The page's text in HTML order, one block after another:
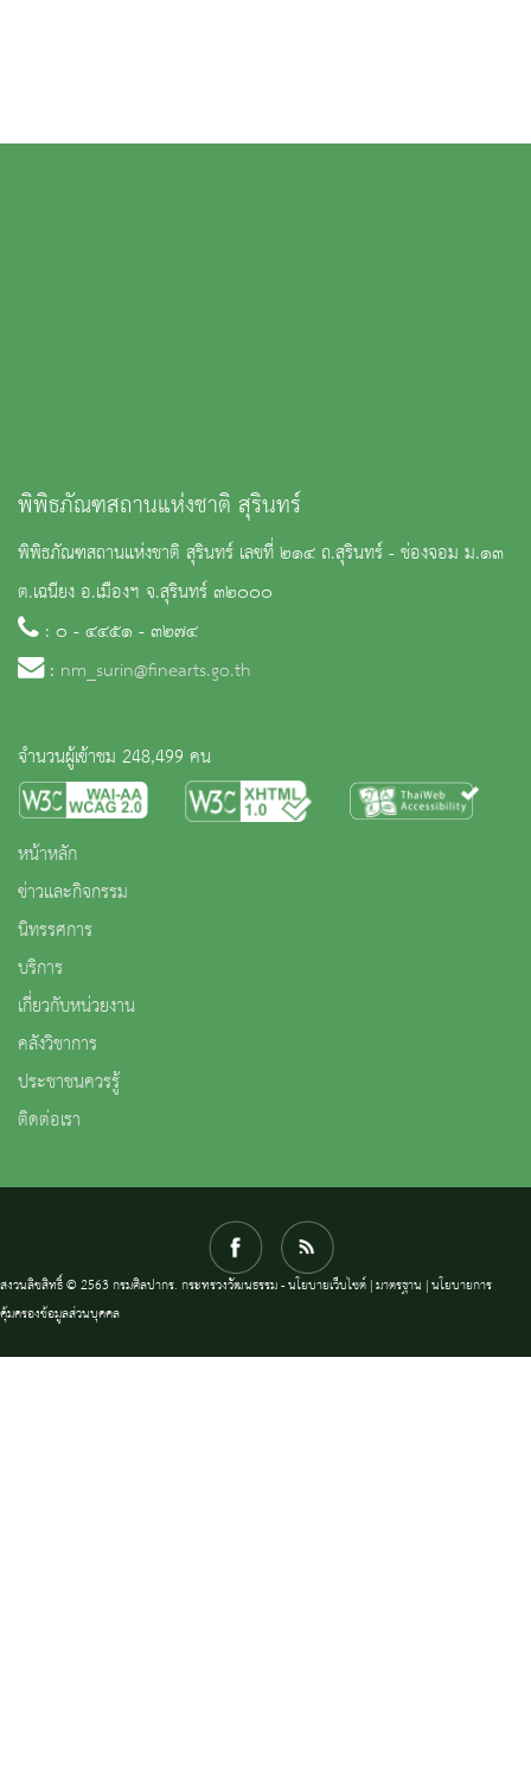
พิพิธภัณฑสถานแห่งชาติ สุรินทร์
พิพิธภัณฑสถานแห่งชาติ สุรินทร์ เลขที่ ๒๑๔ ถ.สุรินทร์ - ช่องจอม ม.๑๓
ต.เฉนียง อ.เมืองฯ จ.สุรินทร์ ๓๒๐๐๐
: ๐ - ๔๔๕๑ - ๓๒๗๔
: nm_surin@finearts.go.th
จำนวนผู้เข้าชม 248,499 คน
หน้าหลัก
ข่าวและกิจกรรม
นิทรรศการ
บริการ
เกี่ยวกับหน่วยงาน
คลังวิชาการ
ประชาชนควรรู้
ติดต่อเรา
สงวนลิขสิทธิ์ © 2563 กรมศิลปากร. กระทรวงวัฒนธรรม -นโยบายเว็บไซต์|มาตรฐาน |นโยบายการ
คุ้มครองข้อมูลส่วนบุคคล